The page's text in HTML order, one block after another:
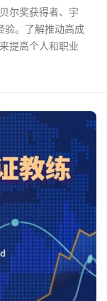
尔奖获得者、宇
验。了解推动高成
提高个人和职业